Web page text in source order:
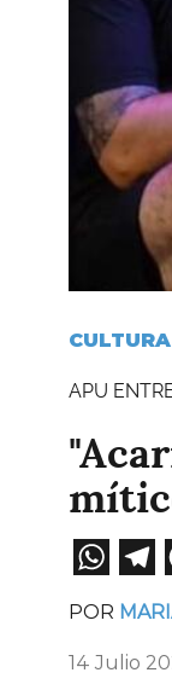
CULTURA
APU
POR
14 Julio